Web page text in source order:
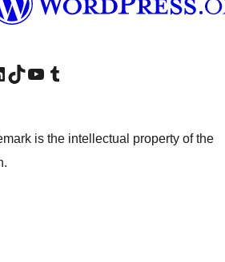
налогLinkedIn account
Посетите наш TikTok налог
Visit our YouTube channel
Посетите наш Tumblr налог
is the intellectual property of the